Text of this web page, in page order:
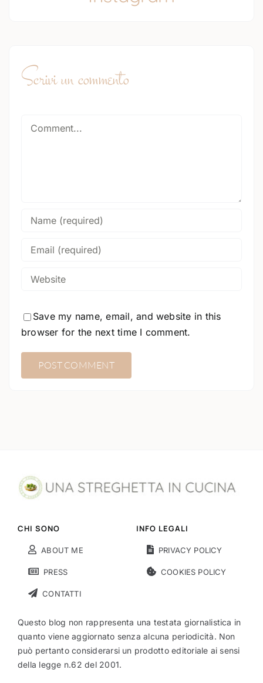
Scrivi un commento
Save my name, email, and website in this
browser for the next time I comment.
CHI SONO
ABOUT ME
PRESS
CONTATTI
INFO LEGALI
PRIVACY POLICY
COOKIES POLICY
Questo blog non rappresenta una testata giornalistica in
quanto viene aggiornato senza alcuna periodicità. Non
può pertanto considerarsi un prodotto editoriale ai sensi
della legge n.62 del 2001.